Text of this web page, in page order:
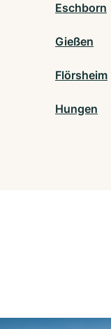
Eschborn
Gießen
Flörsheim
Hungen